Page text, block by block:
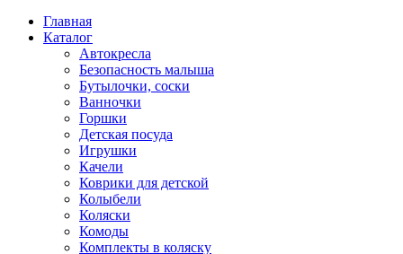
Главная
Каталог
Автокресла
Безопасность малыша
Бутылочки, соски
Ванночки
Горшки
Детская посуда
Игрушки
Качели
Коврики для детской
Колыбели
Коляски
Комоды
Комплекты в коляску